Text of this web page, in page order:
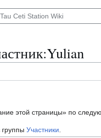
этой страницы» по
Участники